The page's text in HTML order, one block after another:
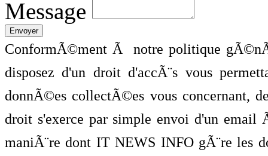
Message
ConformÃ©ment Ã notre politique
disposez d'un droit d'accÃ¨s vous
donnÃ©es collectÃ©es vous concernant,
droit s'exerce par simple envoi d'un
maniÃ¨re dont IT NEWS INFO gÃ¨re les